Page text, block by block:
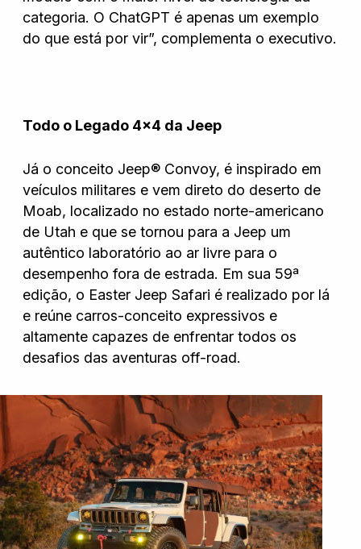
categoria. O ChatGPT é apenas um exemplo
do que está por vir”, complementa o executivo.
Todo o Legado 4×4 da Jeep
Já o conceito Jeep® Convoy, é inspirado em
veículos militares e vem direto do deserto de
Moab, localizado no estado norte-americano
de Utah e que se tornou para a Jeep um
autêntico laboratório ao ar livre para o
desempenho fora de estrada. Em sua 59ª
edição, o Easter Jeep Safari é realizado por lá
e reúne carros-conceito expressivos e
altamente capazes de enfrentar todos os
desafios das aventuras off-road.